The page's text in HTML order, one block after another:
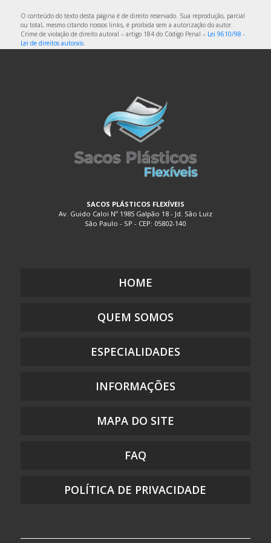
EMBALAGEM DE PLÁSTICO FLEXÍVEL TRANSPARENTE
EMBALAGEM DE PLÁSTICO FLEXÍVEL TRANSPARENTE
EMBALAGEM DE PLÁSTICO TRANSPARENTE COM DIVISÓRIAS
EMBALAGEM DE PLÁSTICO TRANSPARENTE FLEXÍVEL
EMBALAGEM DE SACO PLÁSTICO
EMBALAGEM PLÁSTICA A VÁCUO
EMBALAGEM PLÁSTICA BOLHA
EMBALAGEM PLÁSTICA COEXTRUSADA
EMBALAGEM PLÁSTICA COM ZIP
EMBALAGEM PLÁSTICA DE SEGURANÇA
EMBALAGEM PLÁSTICA FLEXÍVEL PARA ALIMENTO MONO E
EMBALAGEM PLÁSTICA PARA DOCES
EMBALAGEM PLÁSTICA PARA PRESENTE
EMBALAGEM PLÁSTICA PARA ROUPAS
EMBALAGEM PLÁSTICA RECUPERADA
O conteúdo do texto desta página é de direito reservado. Sua reprodução, parcial
ou total, mesmo citando nossos links, é proibida sem a autorização do autor.
Crime de violação de direito autoral – artigo 184 do Código Penal – Lei 9610/98 -
Lei de direitos autorais.
SACOS PLÁSTICOS FLEXÍVEIS
Av. Guido Caloi Nº 1985 Galpão 18 - Jd. São Luiz
São Paulo - SP - CEP: 05802-140
HOME
QUEM SOMOS
ESPECIALIDADES
INFORMAÇÕES
MAPA DO SITE
FAQ
POLÍTICA DE PRIVACIDADE